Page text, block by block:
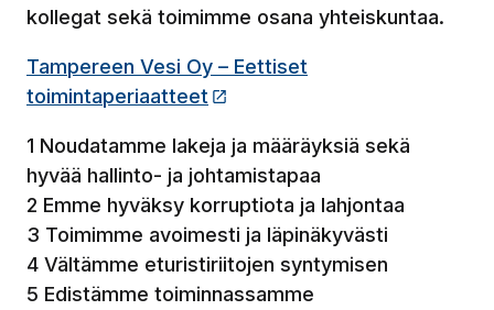
kollegat sekä toimimme osana yhteiskuntaa.
Tampereen Vesi Oy – Eettiset
toimintaperiaatteet
1 Noudatamme lakeja ja määräyksiä sekä
hyvää hallinto- ja johtamistapaa
2 Emme hyväksy korruptiota ja lahjontaa
3 Toimimme avoimesti ja läpinäkyvästi
4 Vältämme eturistiriitojen syntymisen
5 Edistämme toiminnassamme